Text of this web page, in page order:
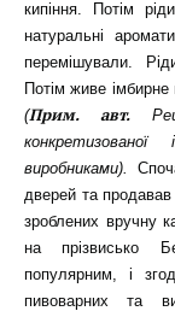
кипіння. Потім
натуральні
перемішували.
Потім живе
(Прим. авт.
виробниками).
дверей та
зроблених вручну
на прізвисько
популярним, і
пивоварних та